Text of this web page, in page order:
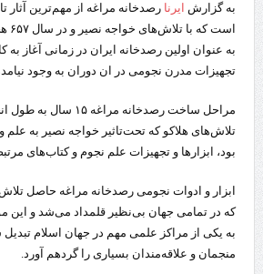
به گزارش ایرنا رصدخانه مراغه از مهم‌ترین آثار
به عنوان اولین رصدخانه ایران در زمانی آغاز به
تجهیزات مدرن نجومی در ان دوران به‌ وجود
مراحل ساخت رصدخانه
تلاش‌های هلاکو که تحت‌تاثیر خواجه نصیر به علم
بود، ابزارها و تجهیزات علم نجوم و کتاب‌های
ابزار و ادوات نجومی رصدخانه مراغه حاصل
که در تمامی جهان بی‌نظیر قلمداد می‌شد و این
به یکی از مراکز علمی مهم در جهان اسلام
منجمان و علاقه‌مندان بسیاری را گردهم آورد.